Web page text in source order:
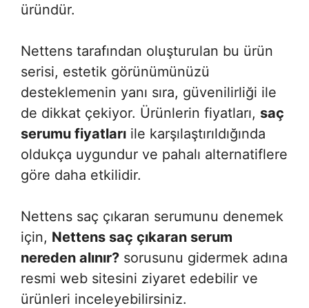
üründür.
Nettens tarafından oluşturulan bu ürün
serisi, estetik görünümünüzü
desteklemenin yanı sıra, güvenilirliği ile
de dikkat çekiyor. Ürünlerin fiyatları, saç
serumu fiyatları ile karşılaştırıldığında
oldukça uygundur ve pahalı alternatiflere
göre daha etkilidir.
Nettens saç çıkaran serumunu denemek
için, Nettens saç çıkaran serum
nereden alınır? sorusunu gidermek adına
resmi web sitesini ziyaret edebilir ve
ürünleri inceleyebilirsiniz.